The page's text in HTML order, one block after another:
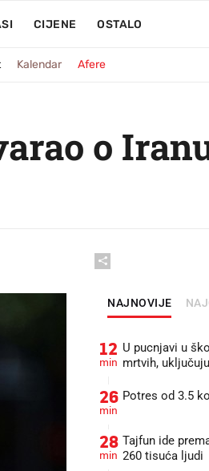
CIJENE OSTALO
Kalendar Afere
o
NAJNOVIJE
12
min
U pucnjavi u
mrtvih,
26
min
Potres od 3.5
28
min
Tajfun ide
260 tisuća ljudi